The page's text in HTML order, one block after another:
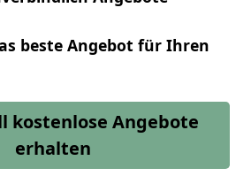
beste Angebot für Ihren
kostenlose Angebote
erhalten